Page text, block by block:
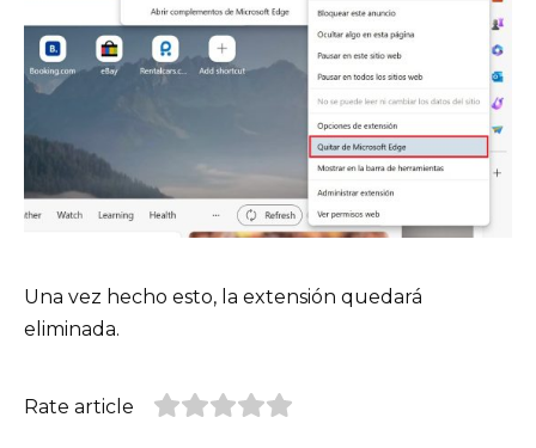
Una vez hecho esto, la extensión quedará
eliminada.
Rate article